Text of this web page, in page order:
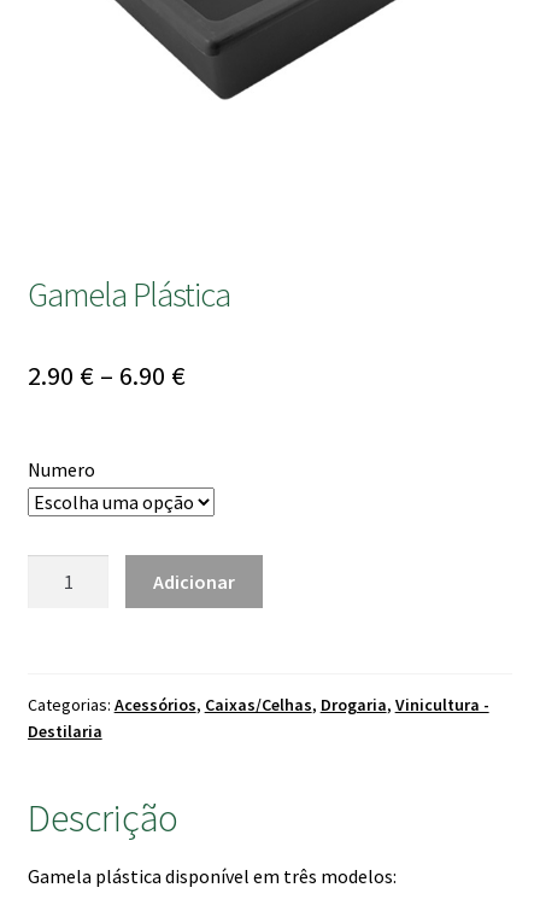
Gamela Plástica
2.90 € – 6.90 €Price
through
6.90 €
Numero
Adicionar
Categorias: Acessórios, Caixas/Celhas, Drogaria, Vinicultura -
Destilaria
Descrição
Gamela plástica disponível em três modelos: